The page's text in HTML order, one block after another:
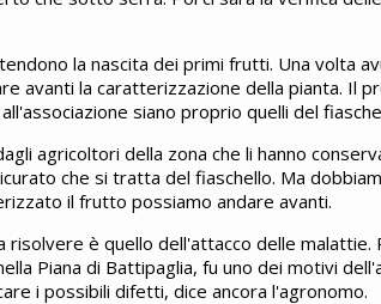
la nascita dei primi frutti. Una volta
avanti la caratterizzazione della pianta. Il
siano proprio quelli del
agricoltori della zona che li hanno
che si tratta del fiaschello. Ma
il frutto possiamo andare avanti.
risolvere è quello dell'attacco delle malattie.
Piana di Battipaglia, fu uno dei motivi
i possibili difetti, dice ancora l'agronomo.